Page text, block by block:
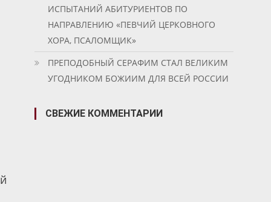
ИСПЫТАНИЙ АБИТУРИЕНТОВ ПО
НАПРАВЛЕНИЮ «ПЕВЧИЙ ЦЕРКОВНОГО
ХОРА, ПСАЛОМЩИК»
ПРЕПОДОБНЫЙ СЕРАФИМ СТАЛ ВЕЛИКИМ
УГОДНИКОМ БОЖИИМ ДЛЯ ВСЕЙ РОССИИ
СВЕЖИЕ КОММЕНТАРИИ